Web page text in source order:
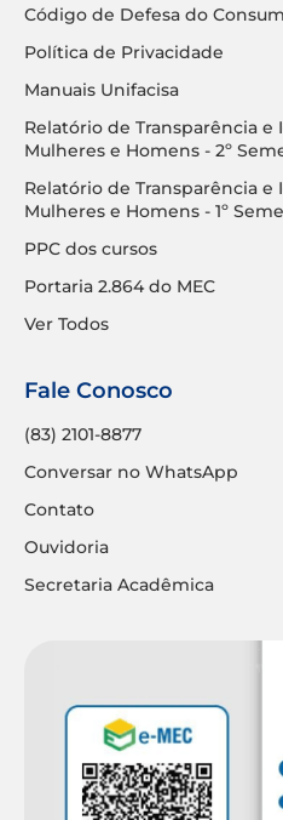
Código de Defesa do
Política de Privacidade
Manuais Unifacisa
Relatório de Transparência e
Mulheres e Homens - 2º
Relatório de Transparência e
Mulheres e Homens - 1º
PPC dos cursos
Portaria 2.864 do MEC
Ver Todos
Fale Conosco
(83) 2101-8877
Conversar no WhatsApp
Contato
Ouvidoria
Secretaria Acadêmica